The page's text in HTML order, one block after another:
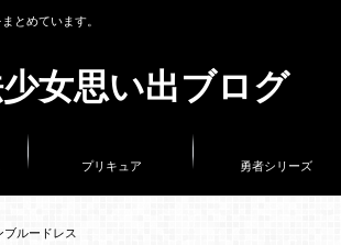
女思い出ブログ
とめています。
プリキュア 勇者シリーズ
ルードレス